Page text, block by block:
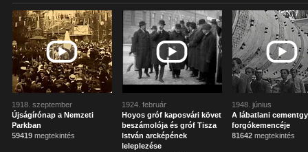
1918. szeptember
Újságírónap a Nemzeti
Parkban
59419 megtekintés
1924. február
Hoyos gróf kaposvári követ
beszámolója és gróf Tisza
István arcképének
leleplezése
1948. június
A lábatlani
forgókemencéje
81642 megtekintés